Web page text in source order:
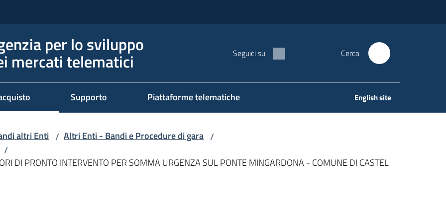
per lo sviluppo
mercati telematici Seguici su Cerca
Supporto Piattaforme telematiche English site
altri Enti / Altri Enti - Bandi e Procedure di gara /
/
DI PRONTO INTERVENTO PER SOMMA URGENZA SUL PONTE MINGARDONA - COMUNE DI CASTEL